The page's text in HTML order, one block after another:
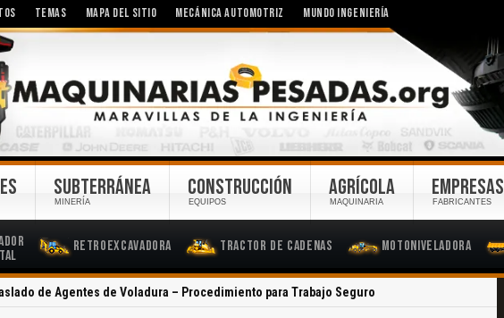
TEMAS MAPA DEL SITIO MECÁNICA AUTOMOTRIZ MUNDO INGENIERÍA
Retroexcavadora Tractor de Cadenas Motoniveladora
SUBTERRÁNEA
MINERÍA
CONSTRUCCIÓN
EQUIPOS
AGRÍCOLA
MAQUINARIA
EMPRESAS
FABRICANTES
de Agentes de Voladura – Procedimiento para Trabajo Seguro